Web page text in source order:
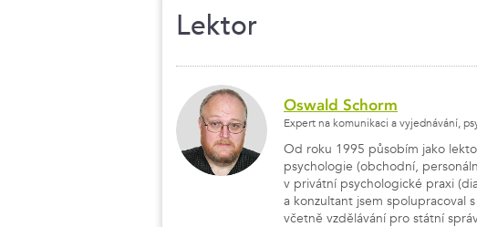
Lektor
Oswald Schorm
Expert na komunikaci a vyjednávání,
Od roku 1995 působím jako
psychologie (obchodní,
v privátní psychologické praxi
a konzultant jsem spolupracoval
včetně vzdělávání pro státní